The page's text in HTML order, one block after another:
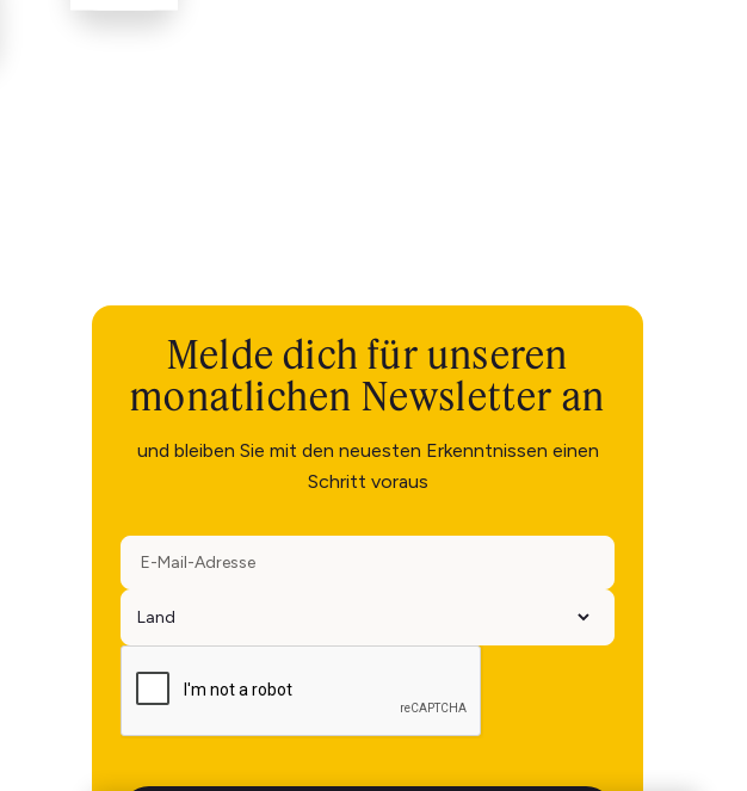
Melde dich für unseren
monatlichen Newsletter an
und bleiben Sie mit den neuesten Erkenntnissen einen
Schritt voraus